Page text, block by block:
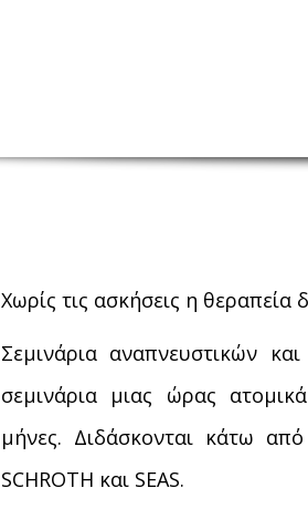
Χωρίς τις ασκήσεις η
Σεμινάρια αναπνευστικών
σεμινάρια μιας ώρας
μήνες. Διδάσκονται κάτω
SCHROTH και SEAS.